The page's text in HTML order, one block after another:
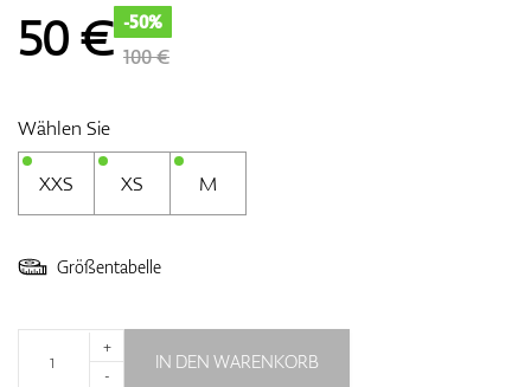
Entfernungsmesser & GPS
50€ -50%
100 €
Wählen Sie
XXS XS M
Größentabelle
+
-
IN DEN WARENKORB